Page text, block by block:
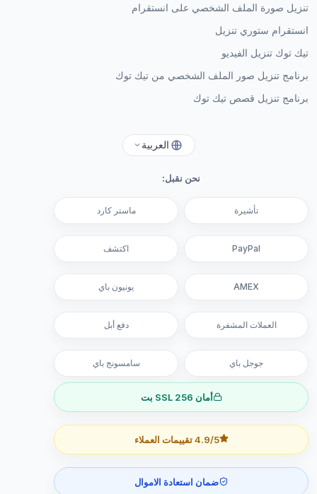
تنزيل صورة الملف الشخصي على انستقرام
انستقرام ستوري تنزيل
تيك توك تنزيل الفيديو
برنامج تنزيل صور الملف الشخصي من تيك توك
برنامج تنزيل قصص تيك توك
العربية
نحن نقبل:
تأشيرة ماستر كارد
PayPal اكتشف
AMEX يونيون باي
العملات المشفرة دفع أبل
جوجل باي سامسونج باي
أمان SSL 256 بت
4.9/5 تقييمات العملاء
ضمان استعادة الاموال